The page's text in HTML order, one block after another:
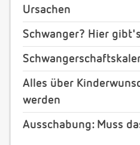
Ursachen
Schwanger? Hier
Alles über
werden
Ausschabung: Muss